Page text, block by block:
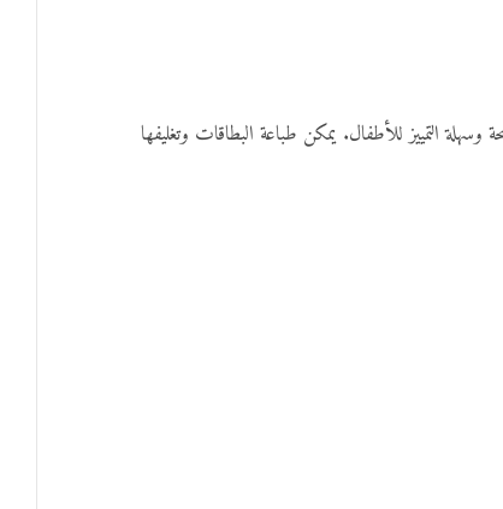
التمييز للأطفال. يمكن طباعة البطاقات وتغليفها